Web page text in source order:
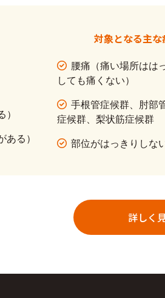
対象となる主
）
ある）
腰痛（痛い場所はは
しても痛くない）
手根管症候群、肘部
症候群、梨状筋症候群
部位がはっきりしな
詳しく